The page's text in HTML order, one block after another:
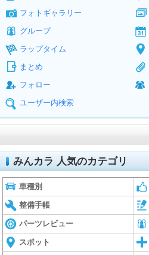
フォトギャラリー
グループ
ラップタイム
まとめ
フォロー
ユーザー内検索
みんカラ 人気のカテゴリ
車種別
整備手帳
パーツレビュー
スポット